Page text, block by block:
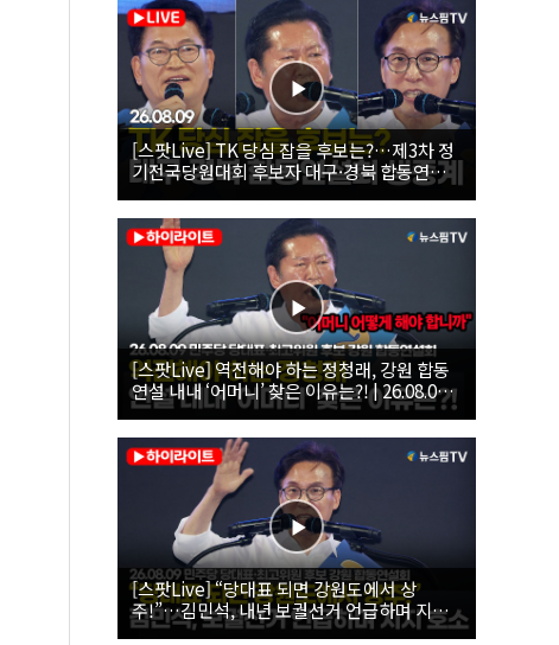
[스팟Live] TK 당심 잡을 후보는?…제3차 정
기전국당원대회 후보자 대구·경북 합동연설
회 생중계 | 26.08.09
[스팟Live] 역전해야 하는 정청래, 강원 합동
연설 내내 ‘어머니’ 찾은 이유는?! | 26.08.09
더불어민주당 당대표·최고위원 후보 강원 합
동연설회
[스팟Live] “당대표 되면 강원도에서 상
주!”…김민석, 내년 보궐선거 언급하며 지지
호소 | 26.08.09 더불어민주당 당대표·최고위